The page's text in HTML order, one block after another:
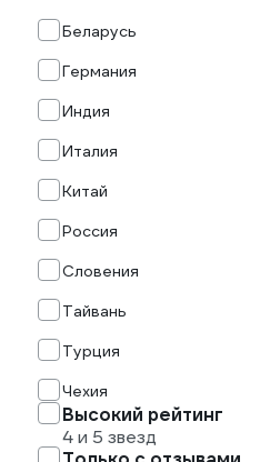
Беларусь
Германия
Индия
Италия
Китай
Россия
Словения
Тайвань
Турция
Чехия
Высокий рейтинг
4 и 5 звезд